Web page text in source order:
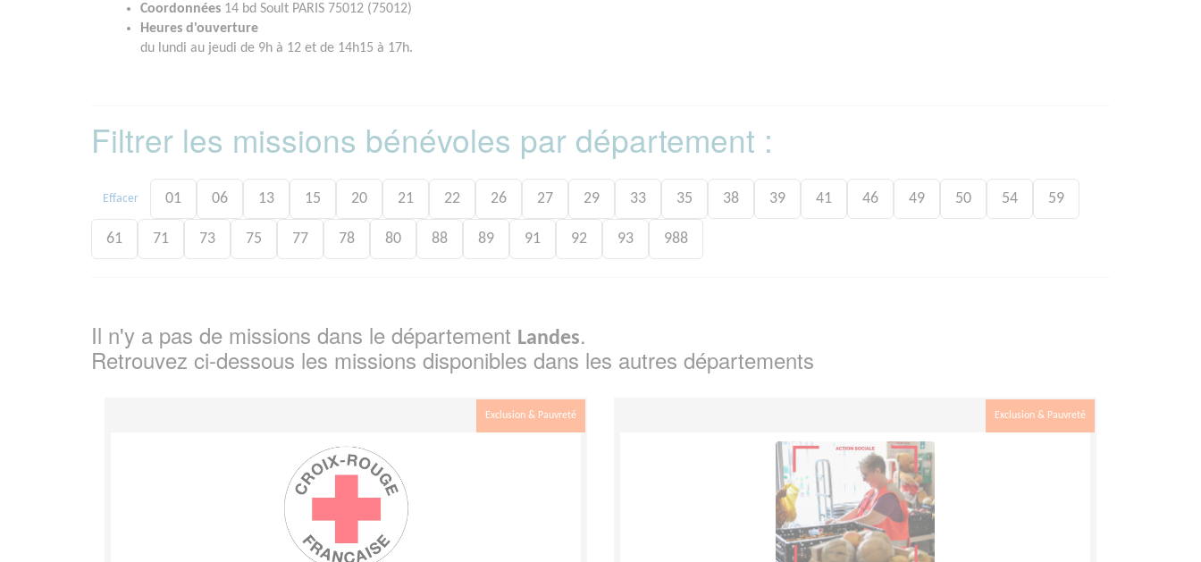
Coordonnées 14 bd Soult PARIS 75012 (75012)
Heures d'ouverture
du lundi au jeudi de 9h à 12 et de 14h15 à 17h.
Filtrer les missions bénévoles par département :
Effacer 01 06 13 15 20 21 22 26 27 29 33 35 38 39 41 46 49 50 54 59
61 71 73 75 77 78 80 88 89 91 92 93 988
Il n'y a pas de missions dans le département Landes.
Retrouvez ci-dessous les missions disponibles dans les autres départements
Exclusion & Pauvreté Exclusion & Pauvreté